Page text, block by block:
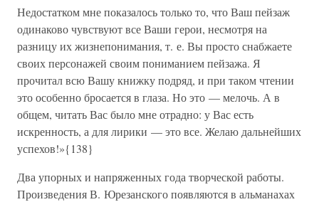
Недостатком мне показалось только то, что Ваш пейзаж
одинаково чувствуют все Ваши герои, несмотря на
разницу их жизнепонимания, т. е. Вы просто снабжаете
своих персонажей своим пониманием пейзажа. Я
прочитал всю Вашу книжку подряд, и при таком чтении
это особенно бросается в глаза. Но это — мелочь. А в
общем, читать Вас было мне отрадно: у Вас есть
искренность, а для лирики — это все. Желаю дальнейших
успехов!»{138}
Два упорных и напряженных года творческой работы.
Произведения В. Юрезанского появляются в альманахах